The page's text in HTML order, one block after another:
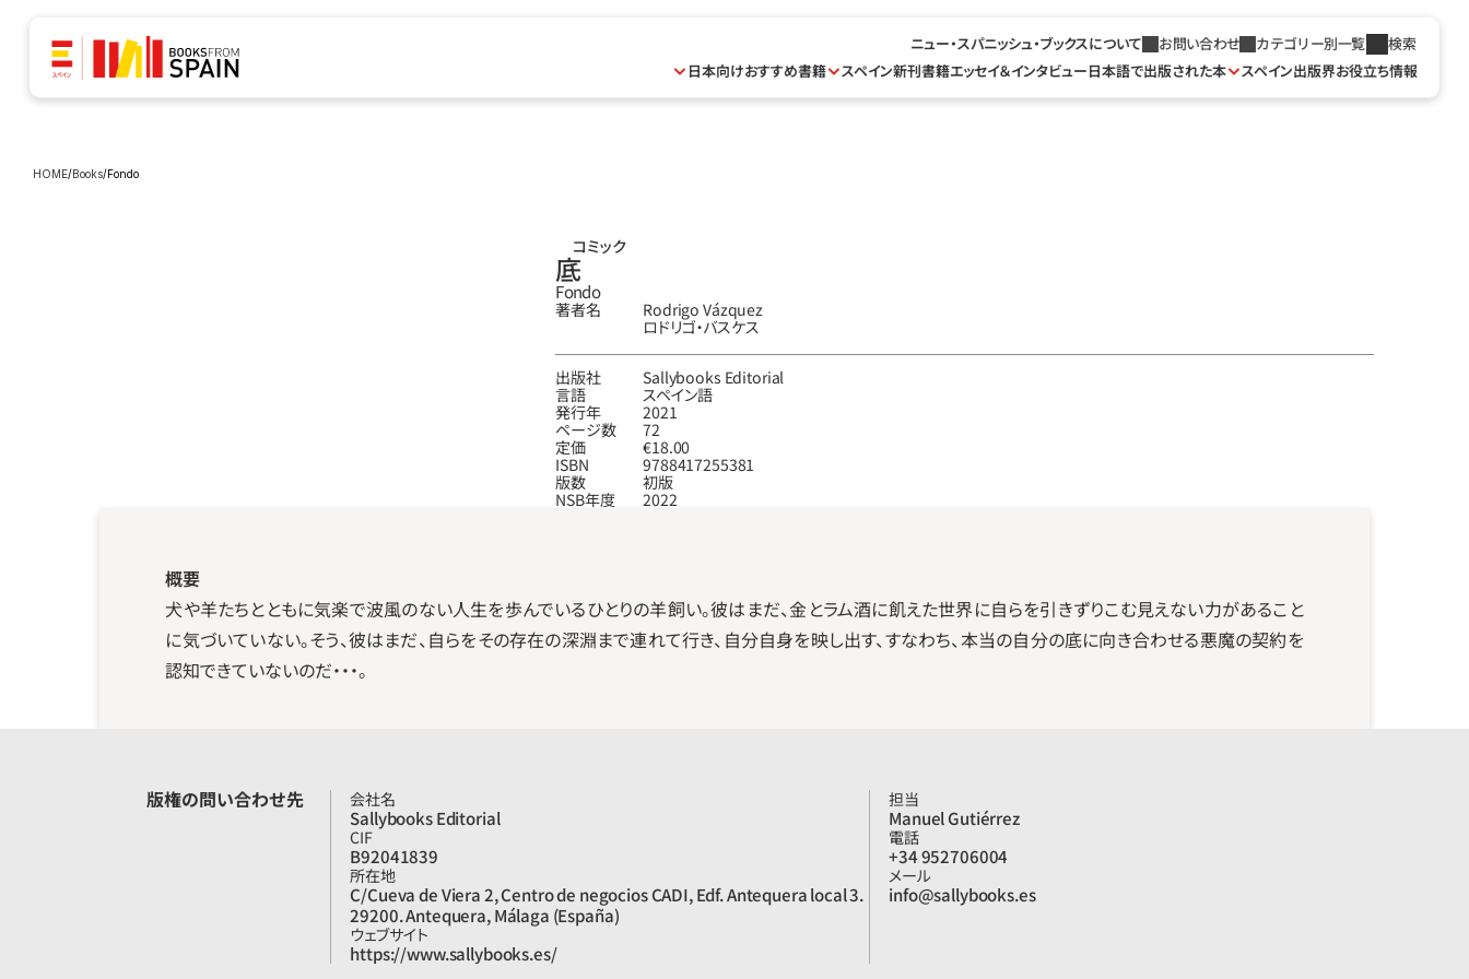
ニュー・スパニッシュ・ブックスについて お問い合わせ カテゴリー別一覧
検索
日本向けおすすめ書籍
スペイン新刊書籍エッセイ＆インタビュー日本語で出版された本 スペイン出版界お役立ち情報
HOME/Books/Fondo
コミック
底
Fondo
著者名
Rodrigo Vázquez
ロドリゴ‧バスケス
出版社
Sallybooks Editorial
言語
スペイン語
発行年
2021
ページ数
72
定価
€18.00
ISBN
9788417255381
版数
初版
NSB年度
2022
概要
犬や羊たちとともに気楽で波風のない人生を歩んでいるひとりの羊飼い。彼はまだ、金とラム酒に飢えた世界に自らを引きずりこむ見えない力があること
に気づいていない。そう、彼はまだ、自らをその存在の深淵まで連れて行き、自分自身を映し出す、すなわち、本当の自分の底に向き合わせる悪魔の契約を
認知できていないのだ・・・。
版権の問い合わせ先 会社名
Sallybooks Editorial
CIF
B92041839
所在地
C/Cueva de Viera 2, Centro de negocios CADI, Edf. Antequera local 3.
29200. Antequera, Málaga (España)
ウェブサイト
https://www.sallybooks.es/
担当
Manuel Gutiérrez
電話
+34 952706004
メール
info@sallybooks.es